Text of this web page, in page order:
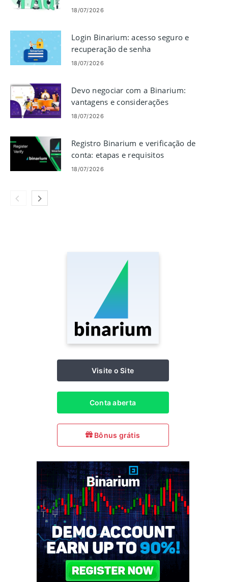
verificação, depósitos e
18/07/2026
Login Binarium: acesso seguro e
recuperação de senha
18/07/2026
Devo negociar com a Binarium:
vantagens e considerações
18/07/2026
Registro Binarium e verificação de
conta: etapas e requisitos
18/07/2026
Visite o Site
Conta aberta
Bônus grátis